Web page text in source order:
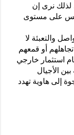
لذلك نرى إن
ليس على مستوى
والتعبئة لا
أو قمعهم
استثمار خارجي
الأجيال
إلى هاوية تهدد